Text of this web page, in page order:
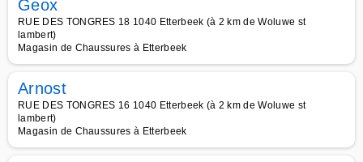
Geox
RUE DES TONGRES 18 1040 Etterbeek (à 2 km de Woluwe st
lambert)
Magasin de Chaussures à Etterbeek
Arnost
RUE DES TONGRES 16 1040 Etterbeek (à 2 km de Woluwe st
lambert)
Magasin de Chaussures à Etterbeek